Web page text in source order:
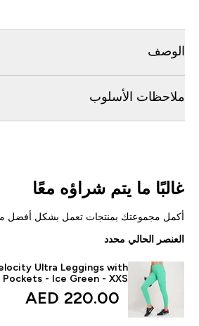
الوصف
ملاحظات الأسلوب
غالبًا ما يتم شراؤه معًا
أكمل مجموعتك بمنتجات تعمل بشكل أفضل
العنصر الحالي محدد
Ultra Leggings with
Pockets - Ice Green - XXS
220.00 AED‎